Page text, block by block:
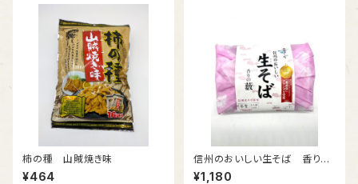
柿の種 山賊焼き味
¥464
信州のおいしい生そば 香りの
藪 【半生そば】めんつゆ付
¥1,180